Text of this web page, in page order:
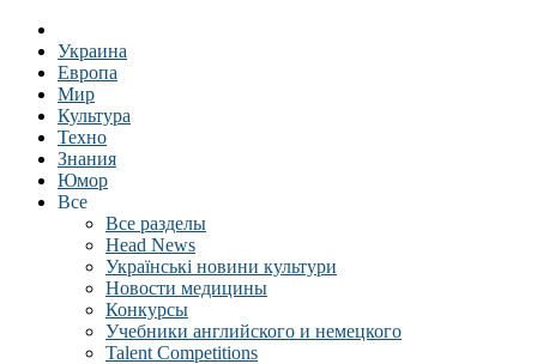
Украина
Европа
Мир
Культура
Техно
Знания
Юмор
Все
Все разделы
Head News
Українські новини культури
Новости медицины
Конкурсы
Учебники английского и немецкого
Talent Competitions